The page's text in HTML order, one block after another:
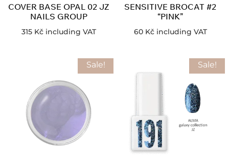
COVER BASE OPAL 02 JZ
NAILS GROUP
315 Kč including VAT
SENSITIVE BROCAT #2
“PINK”
60 Kč including VAT
Sale! Sale!